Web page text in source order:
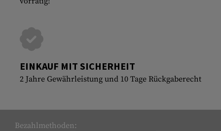
EINKAUF MIT SICHERHEIT
2 Jahre Gewährleistung und 10 Tage Rückgaberecht
Bezahlmethoden: